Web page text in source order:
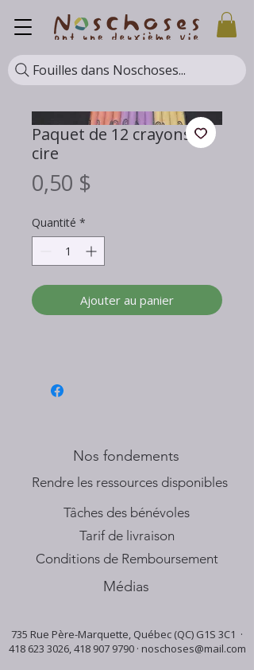
Fouilles dans Noschoses...
Paquet de 12 crayons de
cire
0,50 $
Quantité *
Ajouter au panier
Nos fondements
​Rendre les ressources disponibles
Tâches des bénévoles
Tarif de livraison
Conditions de Remboursement
Médias
735 Rue Père-Marquette, Québec (QC) G1S 3C1 ·
418 623 3026, 418 907 9790· noschoses@mail.com